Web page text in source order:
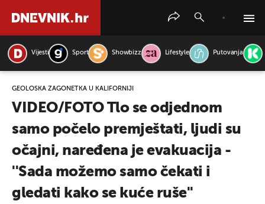
Vijesti Sport Showbizz Lifestyle Putovanja
GEOLOŠKA ZAGONETKA U KALIFORNIJI
VIDEO/FOTO Tlo se odjednom
samo počelo premještati, ljudi su
očajni, naređena je evakuacija -
''Sada možemo samo čekati i
gledati kako se kuće ruše''
PRETRAŽITE VIJESTI